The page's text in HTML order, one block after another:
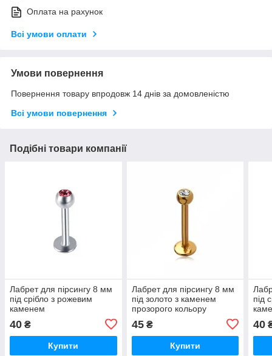
Оплата на рахунок
Всі умови оплати
Умови повернення
Повернення товару впродовж 14 днів за домовленістю
Всі умови повернення
Подібні товари компанії
Лабрет для пірсингу 8 мм
під срібло з рожевим
каменем
40 ₴
Купити
Лабрет для пірсингу 8 мм
під золото з каменем
прозорого кольору
45₴
Купити
під
40